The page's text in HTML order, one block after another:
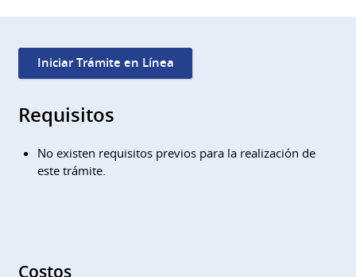
Iniciar Trámite en Línea
Requisitos
No existen requisitos previos para la realización de
este trámite.
Costos